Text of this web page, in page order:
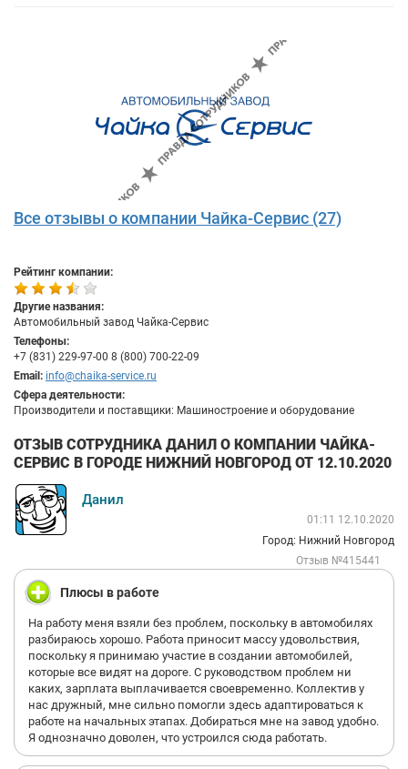
Все отзывы о компании Чайка-Сервис (27)
Рейтинг компании:
Другие названия:
Автомобильный завод Чайка-Сервис
Телефоны:
+7 (831) 229-97-00 8 (800) 700-22-09
Email: info@chaika-service.ru
Сфера деятельности:
Производители и поставщики: Машиностроение и оборудование
ОТЗЫВ СОТРУДНИКА ДАНИЛ О КОМПАНИИ ЧАЙКА-
СЕРВИС В ГОРОДЕ НИЖНИЙ НОВГОРОД ОТ 12.10.2020
Данил
01:11 12.10.2020
Город: Нижний Новгород
Отзыв №415441
Плюсы в работе
На работу меня взяли без проблем, поскольку в автомобилях
разбираюсь хорошо. Работа приносит массу удовольствия,
поскольку я принимаю участие в создании автомобилей,
которые все видят на дороге. С руководством проблем ни
каких, зарплата выплачивается своевременно. Коллектив у
нас дружный, мне сильно помогли здесь адаптироваться к
работе на начальных этапах. Добираться мне на завод удобно.
Я однозначно доволен, что устроился сюда работать.